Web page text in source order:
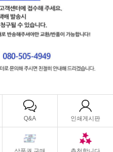
Q&A 인쇄게시판